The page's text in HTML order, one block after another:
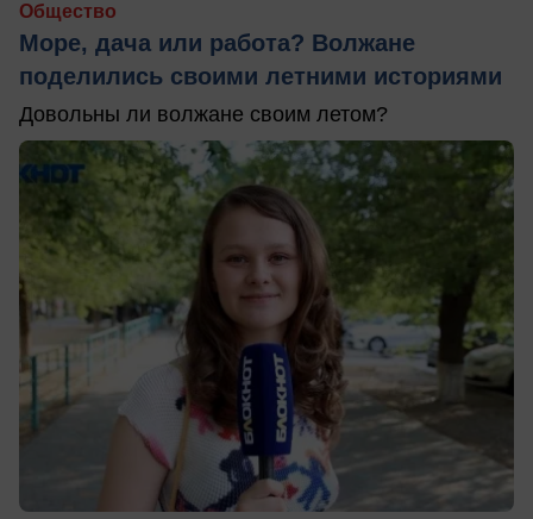
Общество
Море, дача или работа? Волжане
поделились своими летними историями
Довольны ли волжане своим летом?